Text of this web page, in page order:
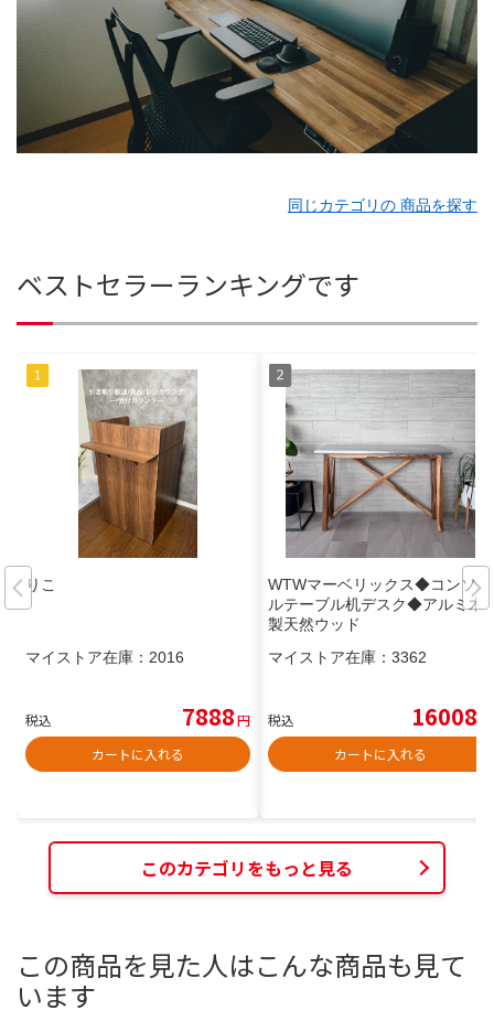
同じカテゴリの 商品を探す
ベストセラーランキングです
りこ
マイストア在庫： 2016
税込 7888円
カートに入れる
WTWマーベリックス◆コンソー
ルテーブル机デスク◆アルミ木
製天然ウッド
マイストア在庫： 3362
税込 16008
カートに入れる
このカテゴリをもっと見る
この商品を見た人はこんな商品も見て
います